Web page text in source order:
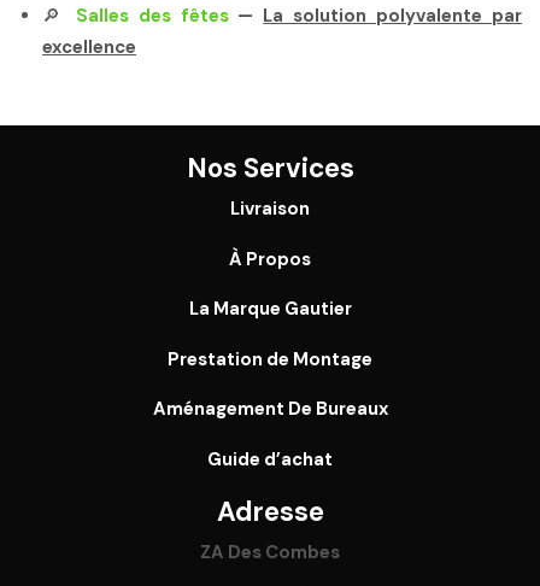
🔎 Salles des fêtes— La solution polyvalente par
excellence
Nos Services
Livraison
À Propos
La Marque Gautier
Prestation de Montage
Aménagement De Bureaux
Guide d’achat
Adresse
ZA Des Combes